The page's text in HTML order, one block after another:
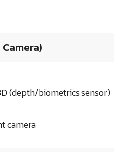
(depth/biometrics sensor)
camera